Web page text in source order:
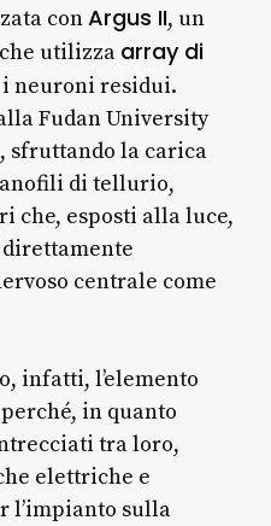
conArgus II, un
utilizza array di
neuroni residui.
Fudan University
sfruttando la carica
di tellurio,
che, esposti alla luce,
centrale come
infatti, l’elemento
in quanto
tra loro,
elettriche e
l’impianto sulla